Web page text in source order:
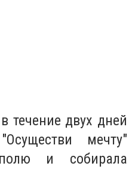
течение двух дней
мечту"
и собирала